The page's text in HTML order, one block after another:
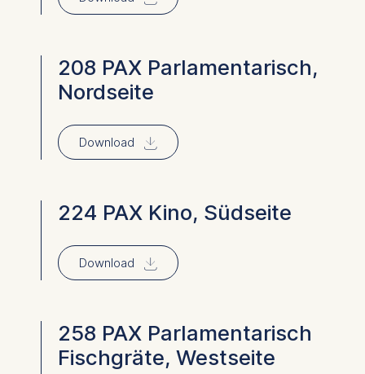
208 PAX Parlamentarisch,
Nordseite
Download ⇓
224 PAX Kino, Südseite
Download ⇓
258 PAX Parlamentarisch
Fischgräte, Westseite